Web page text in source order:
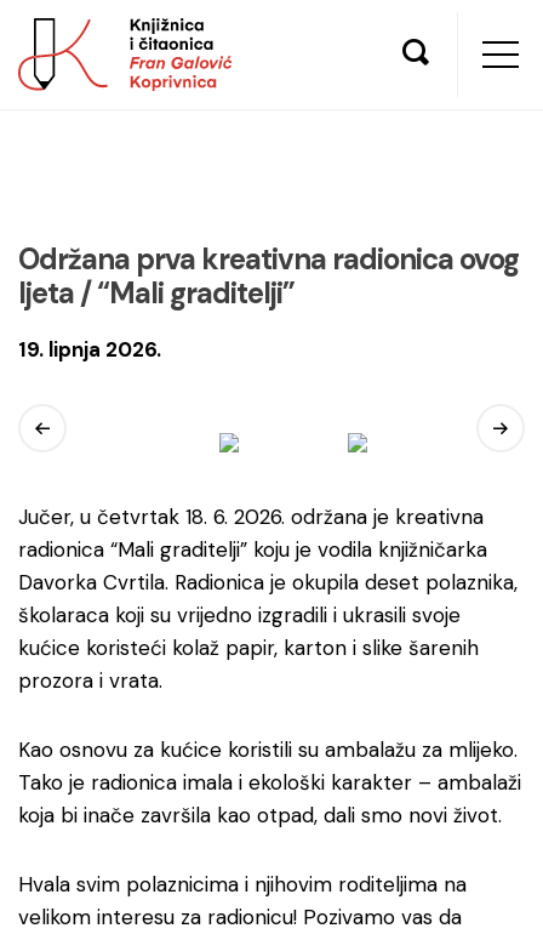
Održana prva kreativna radionica ovog
ljeta / “Mali graditelji”
19. lipnja 2026.
Jučer, u četvrtak 18. 6. 2026. održana je kreativna
radionica “Mali graditelji” koju je vodila knjižničarka
Davorka Cvrtila. Radionica je okupila deset polaznika,
školaraca koji su vrijedno izgradili i ukrasili svoje
kućice koristeći kolaž papir, karton i slike šarenih
prozora i vrata.
Kao osnovu za kućice koristili su ambalažu za mlijeko.
Tako je radionica imala i ekološki karakter – ambalaži
koja bi inače završila kao otpad, dali smo novi život.
Hvala svim polaznicima i njihovim roditeljima na
velikom interesu za radionicu! Pozivamo vas da